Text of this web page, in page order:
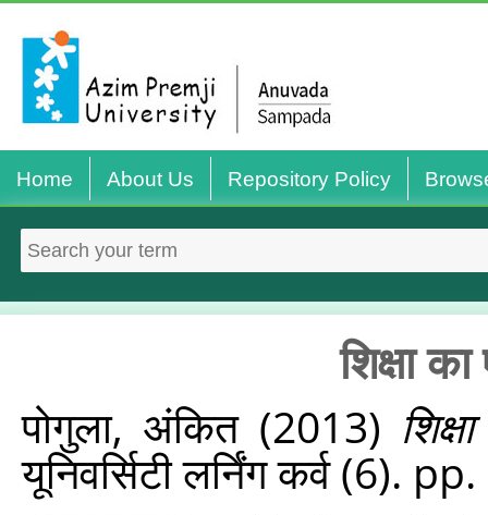
Home About Us Repository Policy
शिक्षा
पोगुला, अंकित(2013)
यूनिवर्सिटी लर्निंग कर्व (6).